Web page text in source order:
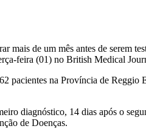
mais de um mês antes de serem
feira (01) no British Medical
pacientes na Província de
diagnóstico, 14 dias após o
de Doenças.